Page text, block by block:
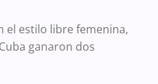
el estilo libre femenina,
ganaron dos